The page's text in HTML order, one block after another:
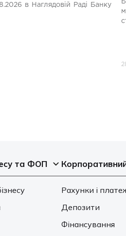
в Наглядовій Раді Банку
та ФОП
Рахунки і
Депозити
Фінансування